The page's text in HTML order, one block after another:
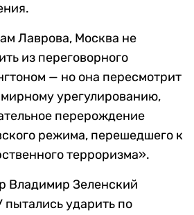
Лаврова, Москва не
из переговорного
— но она пересмотрит
урегулированию,
перерождение
режима, перешедшего к
терроризма».
Владимир Зеленский
пытались ударить по